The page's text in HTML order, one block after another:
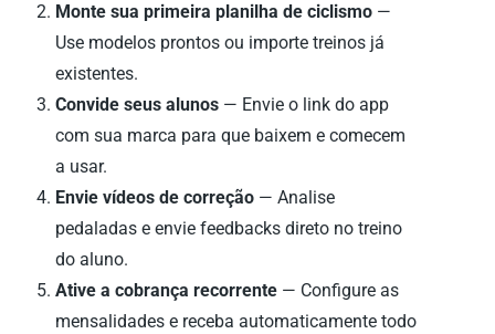
Monte sua primeira planilha de ciclismo —
Use modelos prontos ou importe treinos já
existentes.
Convide seus alunos — Envie o link do app
com sua marca para que baixem e comecem
a usar.
Envie vídeos de correção — Analise
pedaladas e envie feedbacks direto no treino
do aluno.
Ative a cobrança recorrente — Configure as
mensalidades e receba automaticamente todo